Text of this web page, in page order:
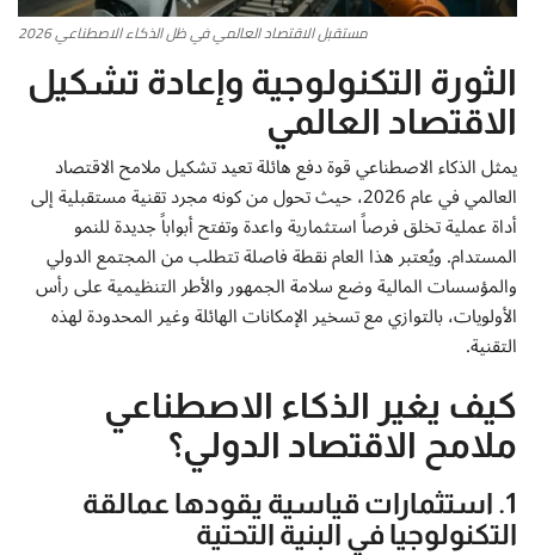
جاليري الفن التشكيلي
من نحن
سياسة الخصوصية
البنود والشروط
رئيس التحرير
إتصل بنا
مستقبل الاقتصاد العالمي في ظل الذكاء الاصطناعي 2026
الثورة التكنولوجية وإعادة تشكيل
الاقتصاد العالمي
يمثل الذكاء الاصطناعي قوة دفع هائلة تعيد تشكيل ملامح الاقتصاد
العالمي في عام 2026، حيث تحول من كونه مجرد تقنية مستقبلية إلى
أداة عملية تخلق فرصاً استثمارية واعدة وتفتح أبواباً جديدة للنمو
المستدام. ويُعتبر هذا العام نقطة فاصلة تتطلب من المجتمع الدولي
والمؤسسات المالية وضع سلامة الجمهور والأطر التنظيمية على رأس
الأولويات، بالتوازي مع تسخير الإمكانات الهائلة وغير المحدودة لهذه
التقنية.
كيف يغير الذكاء الاصطناعي
ملامح الاقتصاد الدولي؟
1. استثمارات قياسية يقودها عمالقة
التكنولوجيا في البنية التحتية